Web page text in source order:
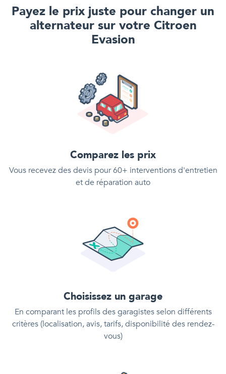
Payez le prix juste pour changer un
alternateursur votre Citroen
Evasion
Comparez les prix
Vous recevez des devis pour 60+ interventions d'entretien
et de réparation auto
Choisissez un garage
En comparant les profils des garagistes selon différents
critères (localisation, avis, tarifs, disponibilité des rendez-
vous)